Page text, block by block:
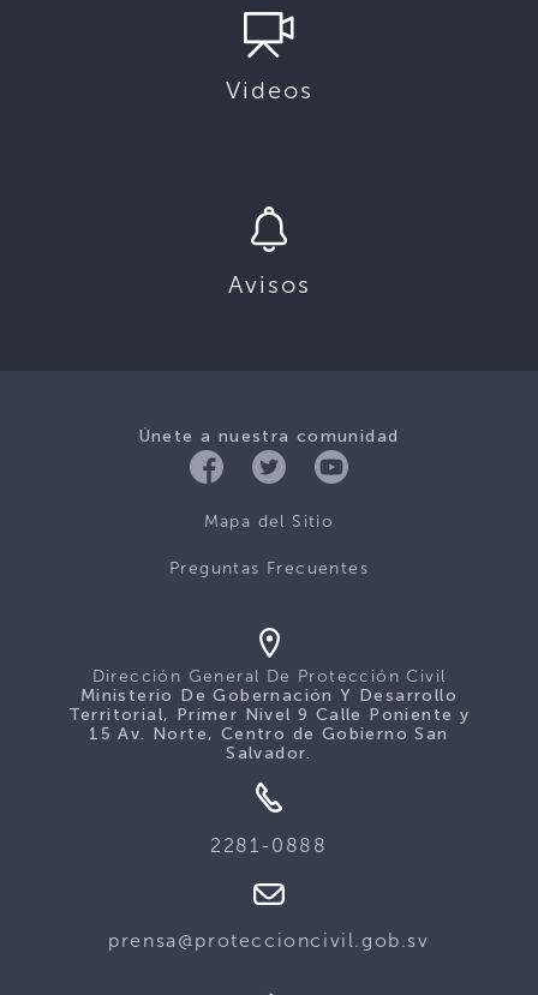
Videos
Avisos
Únete a nuestra comunidad
Mapa del Sitio
Preguntas Frecuentes
Dirección General De Protección Civil
Ministerio De Gobernación Y Desarrollo
Territorial, Primer Nivel 9 Calle Poniente y
15 Av. Norte, Centro de Gobierno San
Salvador.
2281-0888
prensa@proteccioncivil.gob.sv